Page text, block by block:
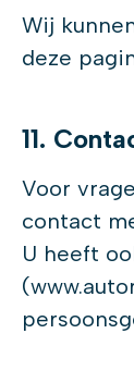
Wij
deze
11.
Voor
contact
U heeft